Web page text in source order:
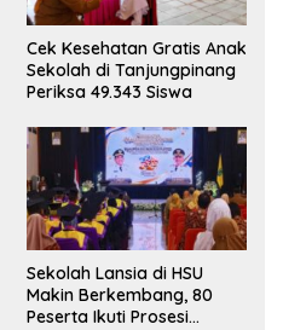
Cek Kesehatan Gratis Anak
Sekolah di Tanjungpinang
Periksa 49.343 Siswa
Sekolah Lansia di HSU
Makin Berkembang, 80
Peserta Ikuti Prosesi